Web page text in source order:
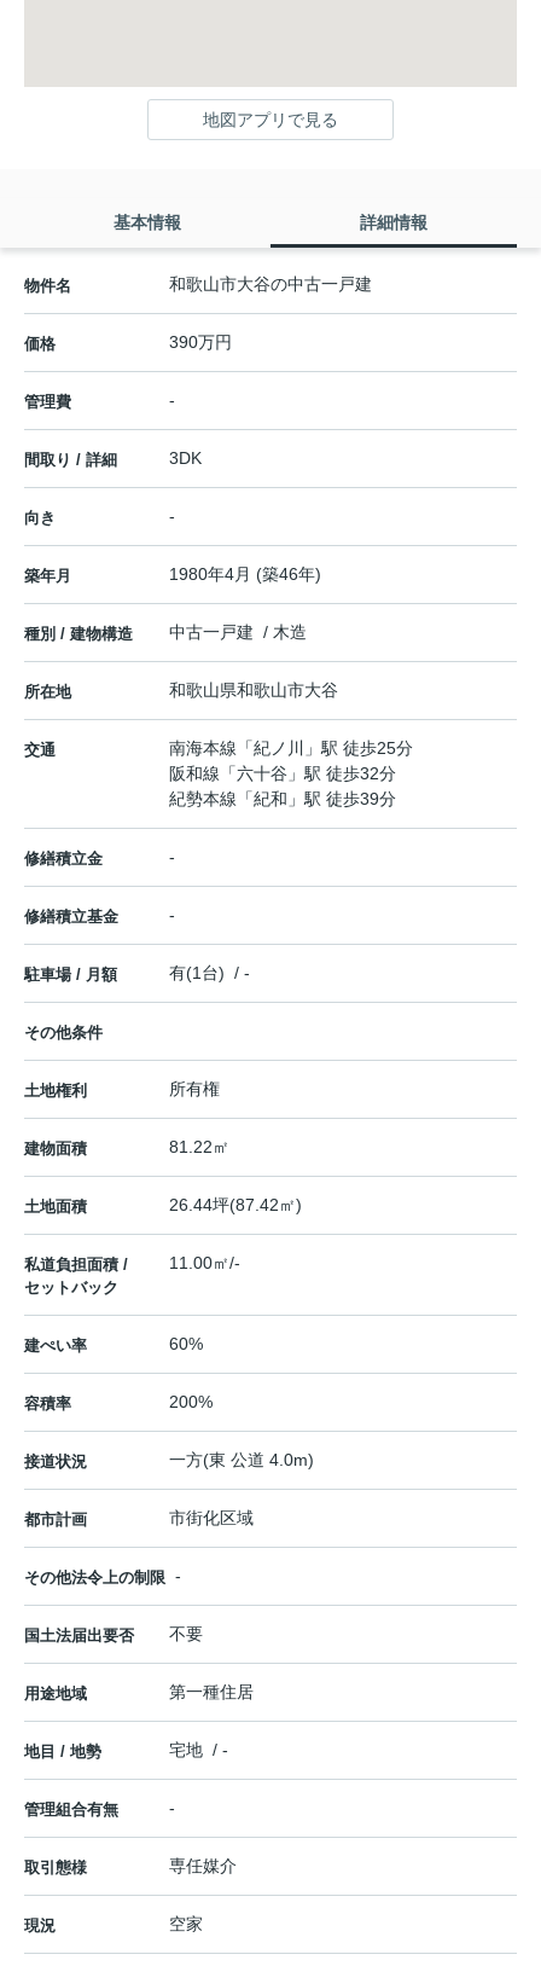
地図アプリで見る
基本情報 詳細情報
物件名 和歌山市大谷の中古一戸建
価格 390万円
管理費 -
間取り / 詳細 3DK
向き -
築年月 1980年4月 (築46年)
種別 / 建物構造 中古一戸建 / 木造
所在地 和歌山県和歌山市大谷
交通 南海本線 「紀ノ川
」駅 徒歩25分
阪和線 「六十谷 」駅 徒歩32分
紀勢本線 「紀和 」駅 徒歩39分
修繕積立金 -
修繕積立基金 -
駐車場 / 月額 有(1台) / -
その他条件
土地権利 所有権
建物面積 81.22㎡
土地面積 26.44坪(87.42㎡)
私道負担面積 /
セットバック
11.00㎡/-
建ぺい率 60%
容積率 200%
接道状況 一方(東 公道 4.0m)
都市計画 市街化区域
その他法令上の制限 -
国土法届出要否 不要
用途地域 第一種住居
地目 / 地勢 宅地 / -
管理組合有無 -
取引態様 専任媒介
現況 空家